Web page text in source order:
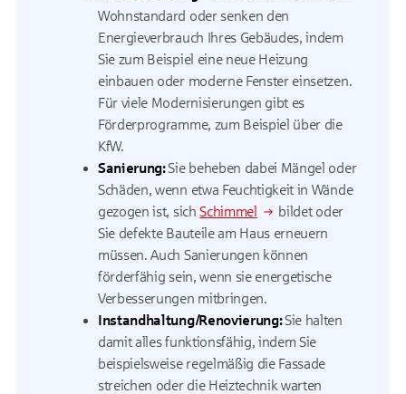
Wohnstandard oder senken den
Energieverbrauch Ihres Gebäudes, indem
Sie zum Beispiel eine neue Heizung
einbauen oder moderne Fenster einsetzen.
Für viele Modernisierungen gibt es
Förderprogramme, zum Beispiel über die
KfW.
Sanierung:Sie beheben dabei Mängel oder
Schäden, wenn etwa Feuchtigkeit in Wände
gezogen ist, sichSchimmel
bildet oder
Sie defekte Bauteile am Haus erneuern
müssen. Auch Sanierungen können
förderfähig sein, wenn sie energetische
Verbesserungen mitbringen.
Instandhaltung/Renovierung:Sie halten
damit alles funktionsfähig, indem Sie
beispielsweise regelmäßig die Fassade
streichen oder die Heiztechnik warten